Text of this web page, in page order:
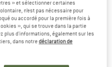
» et sélectionner certaines
n’est pas nécessaire pour
ou accordé pour la première fois à
», qui se trouve dans la partie
plus d'informations, également sur les
dans notredéclaration de